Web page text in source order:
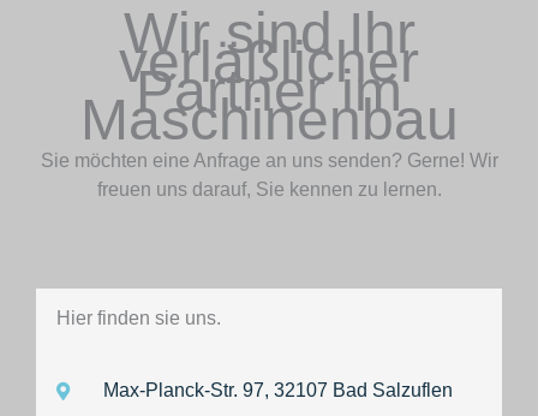
Wir sind Ihr
verläßlicher
Partner im
Maschinenbau
Sie möchten eine Anfrage an uns senden? Gerne! Wir
freuen uns darauf, Sie kennen zu lernen.
Hier finden sie uns.
Max-Planck-Str. 97, 32107 Bad Salzuflen